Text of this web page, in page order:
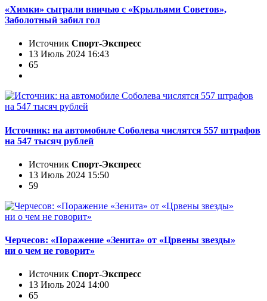
«Химки» сыграли вничью с «Крыльями Советов»,
Заболотный забил гол
Источник Спорт-Экспресс
13 Июль 2024 16:43
65
Источник: на автомобиле Соболева числятся 557 штрафов
на 547 тысяч рублей
Источник Спорт-Экспресс
13 Июль 2024 15:50
59
Черчесов: «Поражение «Зенита» от «Црвены звезды»
ни о чем не говорит»
Источник Спорт-Экспресс
13 Июль 2024 14:00
65